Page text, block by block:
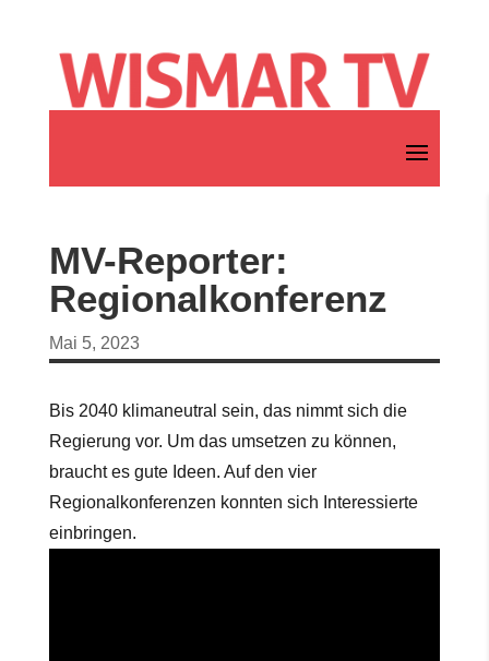
MV-Reporter:
Regionalkonferenz
Mai 5, 2023
Bis 2040 klimaneutral sein, das nimmt sich die
Regierung vor. Um das umsetzen zu können,
braucht es gute Ideen. Auf den vier
Regionalkonferenzen konnten sich Interessierte
einbringen.